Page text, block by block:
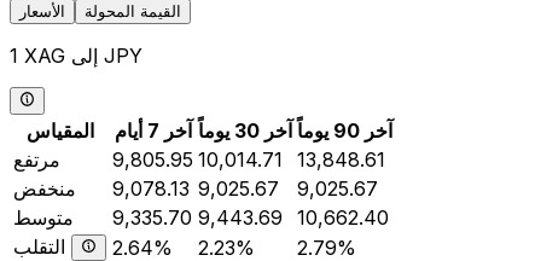
الأسعار القيمة المحولة
1 XAG إلى JPY
المقياس آخر 7 أيام آخر 30 يوماً
آخر 90 يوماً
مرتفع
9,805.95 10,014.71
13,848.61
منخفض
9,078.13 9,025.67
9,025.67
متوسط
9,335.70 9,443.69
10,662.40
التقلب
2.64% 2.23% 2.79%